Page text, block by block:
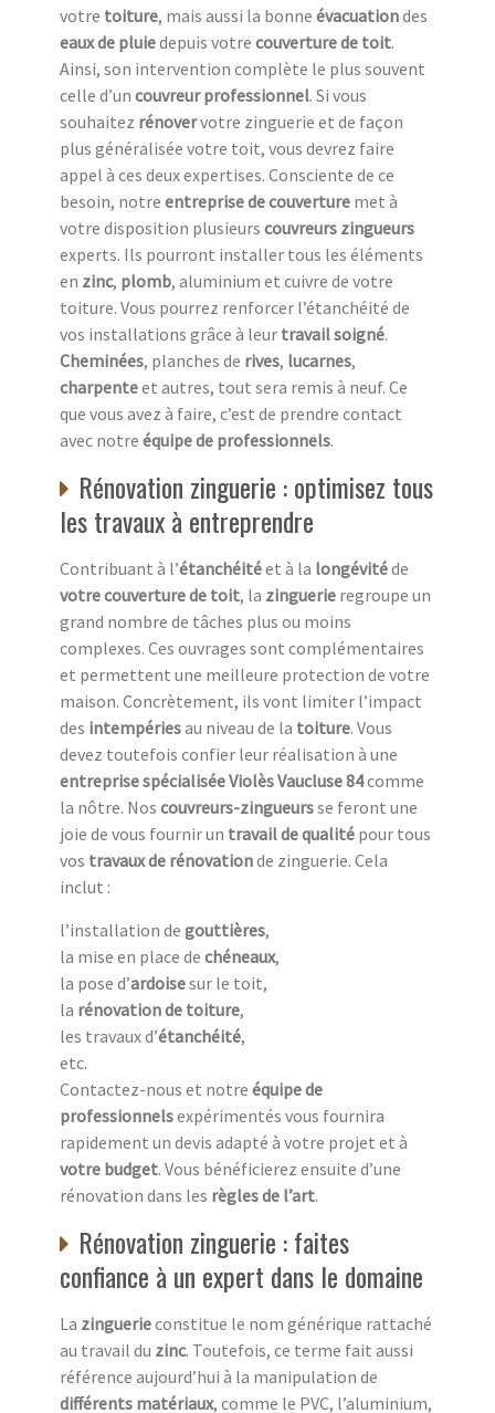
votre toiture, mais aussi la bonne évacuationdes
eaux de pluiedepuis votre couverture de toit.
Ainsi, son intervention complète le plus souvent
celle d’un couvreur professionnel. Si vous
souhaitez rénovervotre zinguerie et de façon
plus généralisée votre toit, vous devrez faire
appel à ces deux expertises. Consciente de ce
besoin, notre entreprise de couverture met à
votre disposition plusieurs couvreurs zingueurs
experts. Ils pourront installer tous les éléments
en zinc, plomb, aluminium et cuivre de votre
toiture. Vous pourrez renforcer l’étanchéité de
vos installations grâce à leur travail soigné.
Cheminées, planches de rives, lucarnes,
charpenteet autres, tout sera remis à neuf. Ce
que vous avez à faire, c’est de prendre contact
avec notre équipe de professionnels.
Rénovation zinguerie : optimisez tous
les travaux à entreprendre
Contribuant à l’étanchéitéet à la longévitéde
votre couverture de toit, la zinguerie regroupe un
grand nombre de tâches plus ou moins
complexes. Ces ouvrages sont complémentaires
et permettent une meilleure protection de votre
maison. Concrètement, ils vont limiter l’impact
des intempériesau niveau de la toiture. Vous
devez toutefois confier leur réalisation à une
entreprise spécialisée Violès Vaucluse 84comme
la nôtre. Nos couvreurs-zingueursse feront une
joie de vous fournir un travail de qualité pour tous
vos travaux de rénovationde zinguerie. Cela
inclut :
l’installation de gouttières,
la mise en place de chéneaux,
la pose d’ardoisesur le toit,
la rénovation de toiture,
les travaux d’étanchéité,
etc.
Contactez-nous et notre équipe de
professionnelsexpérimentés vous fournira
rapidement un devis adapté à votre projet et à
votre budget. Vous bénéficierez ensuite d’une
rénovation dans les règles de l’art.
Rénovation zinguerie : faites
confiance à un expert dans le domaine
La zinguerieconstitue le nom générique rattaché
au travail du zinc. Toutefois, ce terme fait aussi
référence aujourd’hui à la manipulation de
différents matériaux, comme le PVC, l’aluminium,